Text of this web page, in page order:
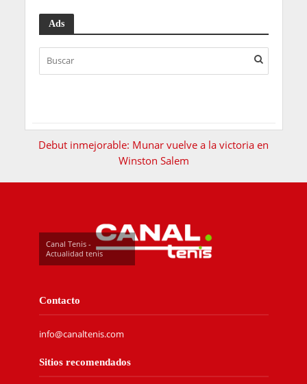
Ads
Debut inmejorable: Munar vuelve a la victoria en
Winston Salem
Canal Tenis -
Actualidad tenis
Contacto
info@canaltenis.com
Sitios recomendados